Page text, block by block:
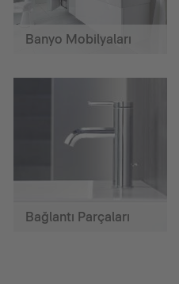
Banyo Mobilyaları
Bağlantı Parçaları